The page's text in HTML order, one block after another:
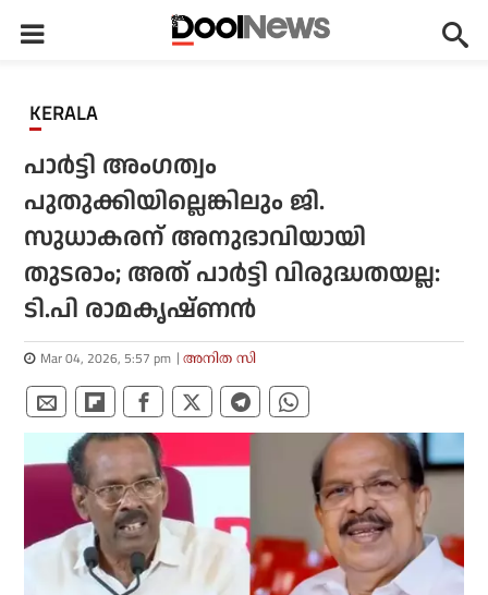
KERALA
പാര്‍ട്ടി അംഗത്വം
പുതുക്കിയില്ലെങ്കിലും ജി.
സുധാകരന് അനുഭാവിയായി
തുടരാം; അത് പാര്‍ട്ടി വിരുദ്ധതയല്ല:
ടി.പി രാമകൃഷ്ണന്‍
Mar 04, 2026, 5:57 pm അനിത സി